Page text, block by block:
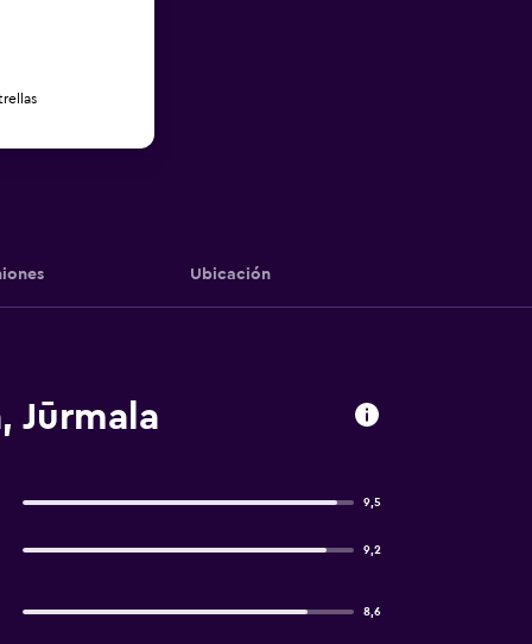
Ubicación
Jūrmala
9,5
9,2
8,6